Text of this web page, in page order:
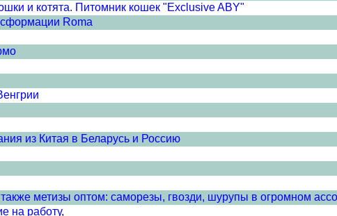
и котята. Питомник кошек "Exclusive ABY"
Roma
из Китая в Беларусь и Россию
метизы оптом: саморезы, гвозди, шурупы в огромном
на работу,